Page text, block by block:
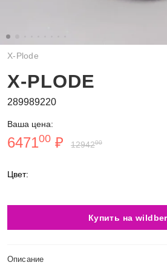
X-Plode
X-PLODE
289989220
Ваша цена:
647100 ₽ 1294200
Цвет:
Купить на
Описание